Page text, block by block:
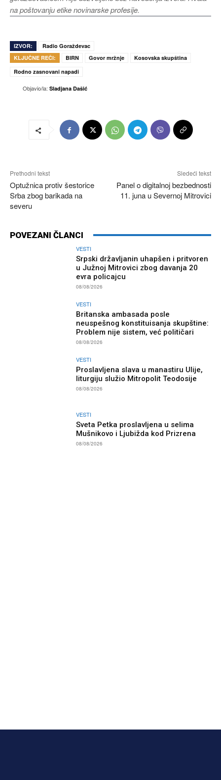
na poštovanju etike novinarske profesije.
IZVOR:
Radio Goraždevac
KLJUČNE REČI:
BIRN Govor mržnje
Kosovska skupština
Rodno zasnovani napadi
Objavio/la: Sladjana Dašić
Prethodni tekst
Optužnica protiv šestorice
Srba zbog barikada na
severu
Sledeći tekst
Panel o digitalnoj bezbednosti
11. juna u Severnoj Mitrovici
POVEZANI ČLANCI
VESTI
Srpski državljanin uhapšen i pritvoren
u Južnoj Mitrovici zbog davanja 20
evra policajcu
08/08/2026
VESTI
Britanska ambasada posle
neuspešnog konstituisanja skupštine:
Problem nije sistem, već političari
08/08/2026
VESTI
Proslavljena slava u manastiru Ulije,
liturgiju služio Mitropolit Teodosije
08/08/2026
VESTI
Sveta Petka proslavljena u selima
Mušnikovo i Ljubižda kod Prizrena
08/08/2026